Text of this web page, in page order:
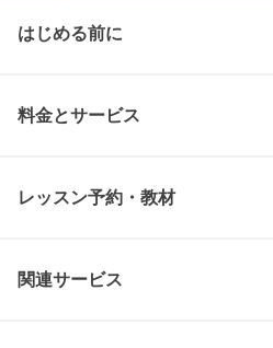
はじめる前に
料金とサービス
レッスン予約・教材
関連サービス